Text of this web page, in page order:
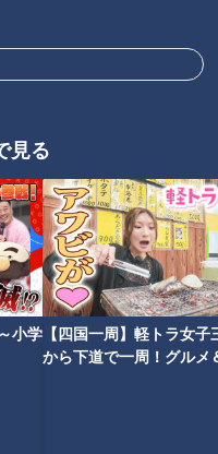
見る
小学【四国一周】軽トラ女子
から下道で一周！グルメ
ったものを踊ったりし
の学校になります。2つ
ほとんどの学年でクラス替
ったと思う」